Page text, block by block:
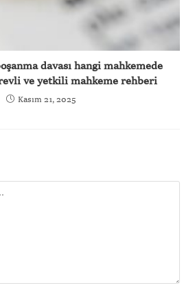
davası hangi mahkemede
ve yetkili mahkeme rehberi
Kasım 21, 2025